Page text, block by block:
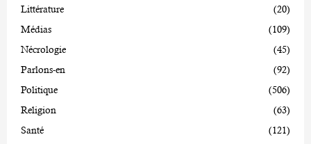
Littérature
(20)
Médias
(109)
Nécrologie
(45)
Parlons-en
(92)
Politique
(506)
Religion
(63)
Santé
(121)